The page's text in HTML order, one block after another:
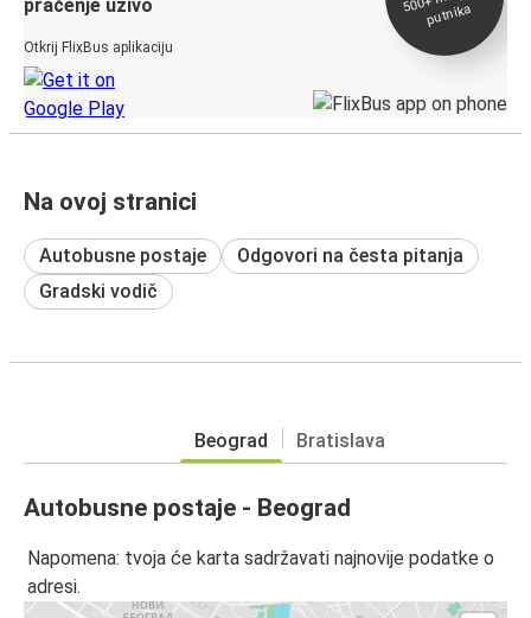
praćenje uživo
Otkrij FlixBus aplikaciju
putnika
Na ovoj stranici
Autobusne postaje
Odgovori na česta pitanja
Gradski vodič
Beograd Bratislava
Autobusne postaje - Beograd
Napomena: tvoja će karta sadržavati najnovije podatke o
adresi.